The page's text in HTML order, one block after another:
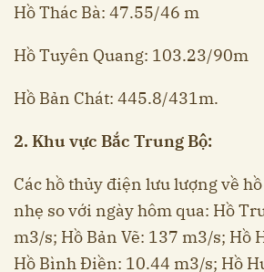
Hồ Thác Bà: 47.55/46 m
Hồ Tuyên Quang: 103.23/90m
Hồ Bản Chát: 445.8/431m.
2. Khu vực Bắc Trung Bộ:
Các hồ thủy điện lưu lượng về
nhẹ so với ngày hôm qua: Hồ
m3/s; Hồ Bản Vẽ: 137 m3/s; Hồ
Hồ Bình Điền: 10.44 m3/s; Hồ